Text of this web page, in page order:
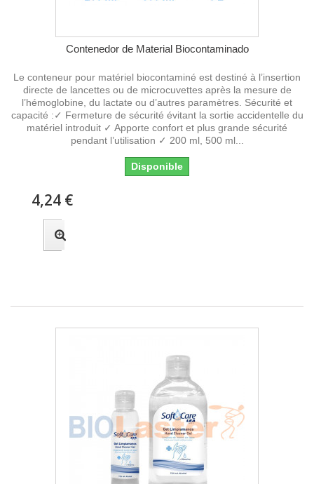
Contenedor de Material Biocontaminado
Le conteneur pour matériel biocontaminé est destiné à l’insertion
directe de lancettes ou de microcuvettes après la mesure de
l’hémoglobine, du lactate ou d’autres paramètres. Sécurité et
capacité :✓ Fermeture de sécurité évitant la sortie accidentelle du
matériel introduit ✓ Apporte confort et plus grande sécurité
pendant l’utilisation ✓ 200 ml, 500 ml...
Disponible
4,24 €